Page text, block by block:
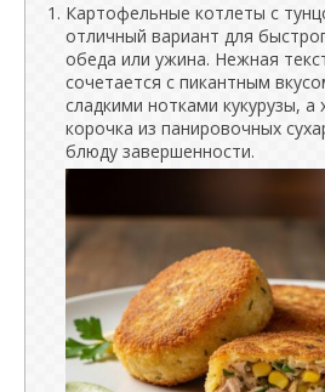
Картофельные котлеты с
отличный вариант для
обеда или ужина. Нежная
сочетается с пикантным
сладкими нотками кукурузы, а
корочка из панировочных
блюду завершенности.